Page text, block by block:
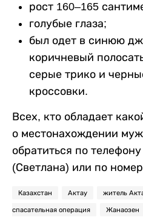
рост 160–165
голубые глаза;
был одет в синюю
коричневый
серые трико и
кроссовки.
Всех, кто обладает
о местонахождении
обратиться по
(Светлана) или по
Казахстан Актау житель
спасательная операция Жанаозен